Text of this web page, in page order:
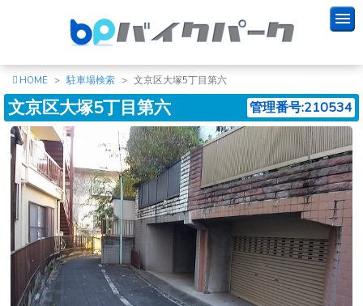
HOME 駐車場検索 文京区大塚5丁目第六
文京区大塚5丁目第六 管理番号:210534